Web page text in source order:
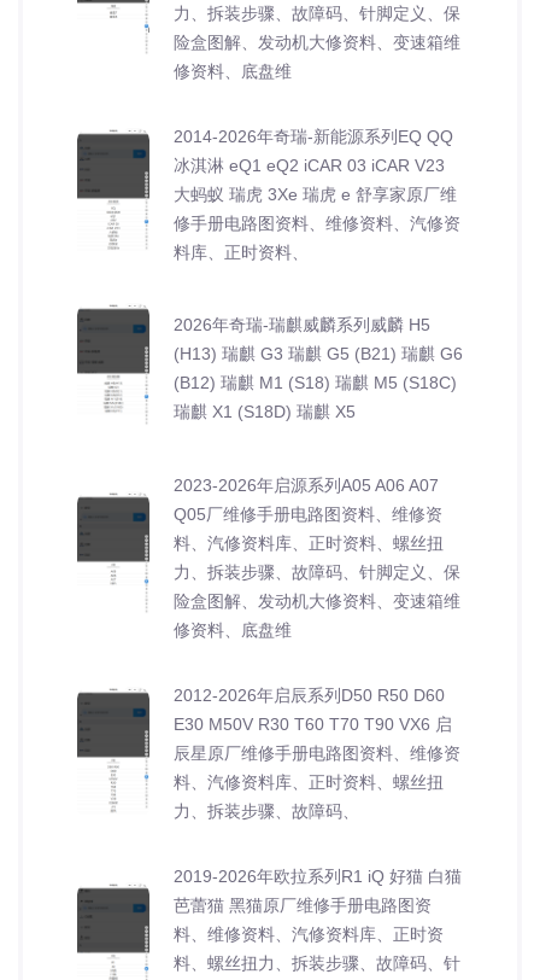
力、拆装步骤、故障码、针脚定义、保
险盒图解、发动机大修资料、变速箱维
修资料、底盘维
2014-2026年奇瑞-新能源系列EQ QQ
冰淇淋 eQ1 eQ2 iCAR 03 iCAR V23
大蚂蚁 瑞虎 3Xe 瑞虎 e 舒享家原厂维
修手册电路图资料、维修资料、汽修资
料库、正时资料、
2026年奇瑞-瑞麒威麟系列威麟 H5
(H13) 瑞麒 G3 瑞麒 G5 (B21) 瑞麒 G6
(B12) 瑞麒 M1 (S18) 瑞麒 M5 (S18C)
瑞麒 X1 (S18D) 瑞麒 X5
2023-2026年启源系列A05 A06 A07
Q05厂维修手册电路图资料、维修资
料、汽修资料库、正时资料、螺丝扭
力、拆装步骤、故障码、针脚定义、保
险盒图解、发动机大修资料、变速箱维
修资料、底盘维
2012-2026年启辰系列D50 R50 D60
E30 M50V R30 T60 T70 T90 VX6 启
辰星原厂维修手册电路图资料、维修资
料、汽修资料库、正时资料、螺丝扭
力、拆装步骤、故障码、
2019-2026年欧拉系列R1 iQ 好猫 白猫
芭蕾猫 黑猫原厂维修手册电路图资
料、维修资料、汽修资料库、正时资
料、螺丝扭力、拆装步骤、故障码、针